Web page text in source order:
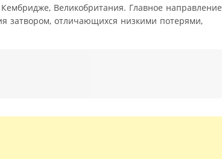
Великобритания. Главное направление
затвором, отличающихся низкими потерями,